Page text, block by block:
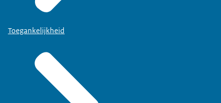
Toegankelijkheid